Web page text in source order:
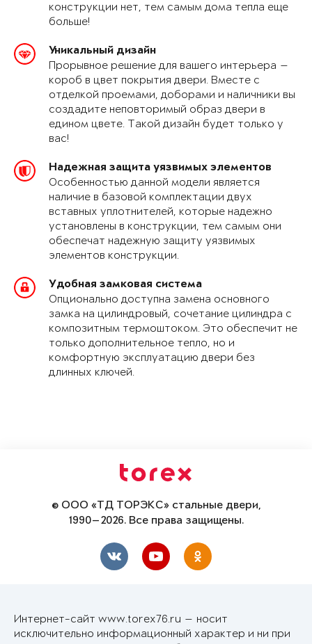
конструкции нет, тем самым дома тепла еще
больше!
Уникальный дизайн
Прорывное решение для вашего интерьера —
короб в цвет покрытия двери. Вместе с
отделкой проемами, доборами и наличники вы
создадите неповторимый образ двери в
едином цвете. Такой дизайн будет только у
вас!
Надежная защита уязвимых элементов
Особенностью данной модели является
наличие в базовой комплектации двух
вставных уплотнителей, которые надежно
установлены в конструкции, тем самым они
обеспечат надежную защиту уязвимых
элементов конструкции.
Удобная замковая система
Опционально доступна замена основного
замка на цилиндровый, сочетание цилиндра с
композитным термоштоком. Это обеспечит не
только дополнительное тепло, но и
комфортную эксплуатацию двери без
длинных ключей.
© ООО «ТД ТОРЭКС» стальные двери,
1990—2026. Все права защищены.
Интернет-сайт www.torex76.ru — носит
исключительно информационный характер и ни при